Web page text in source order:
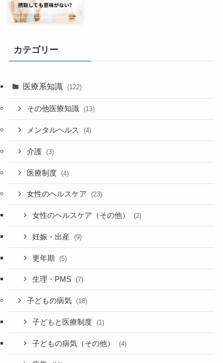
カテゴリー
医療系知識 (122)
その他医療知識 (13)
メンタルヘルス (4)
介護 (3)
医療制度 (4)
女性のヘルスケア (23)
女性のヘルスケア（その他） (2)
妊娠・出産 (9)
更年期 (5)
生理・PMS (7)
子どもの病気 (18)
子どもと医療制度 (1)
子どもの病気（その他） (4)